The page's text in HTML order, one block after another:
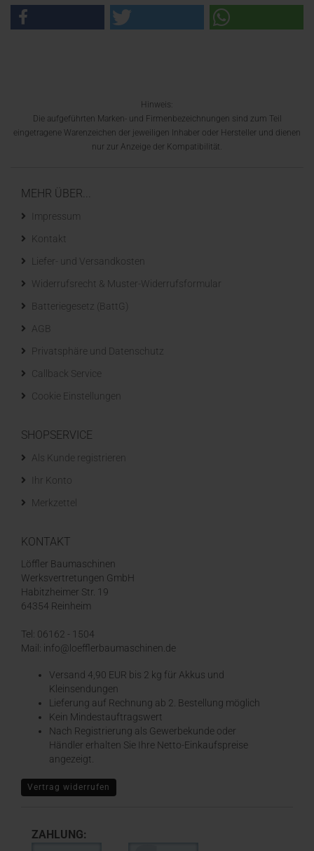
Hinweis:
Die aufgeführten Marken- und Firmenbezeichnungen sind zum Teil
eingetragene Warenzeichen der jeweiligen Inhaber oder Hersteller und dienen
nur zur Anzeige der Kompatibilität.
MEHR ÜBER...
Impressum
Kontakt
Liefer- und Versandkosten
Widerrufsrecht & Muster-Widerrufsformular
Batteriegesetz (BattG)
AGB
Privatsphäre und Datenschutz
Callback Service
Cookie Einstellungen
SHOPSERVICE
Als Kunde registrieren
Ihr Konto
Merkzettel
KONTAKT
Löffler Baumaschinen
Werksvertretungen GmbH
Habitzheimer Str. 19
64354 Reinheim
Tel: 06162 - 1504
Mail: info@loefflerbaumaschinen.de
Versand 4,90 EUR bis 2 kg für Akkus und
Kleinsendungen
​Lieferung auf Rechnung ab 2. Bestellung möglich
Kein Mindestauftragswert
Nach Registrierung als Gewerbekunde oder
Händler erhalten Sie Ihre Netto-Einkaufspreise
angezeigt.
Vertrag widerrufen
ZAHLUNG: